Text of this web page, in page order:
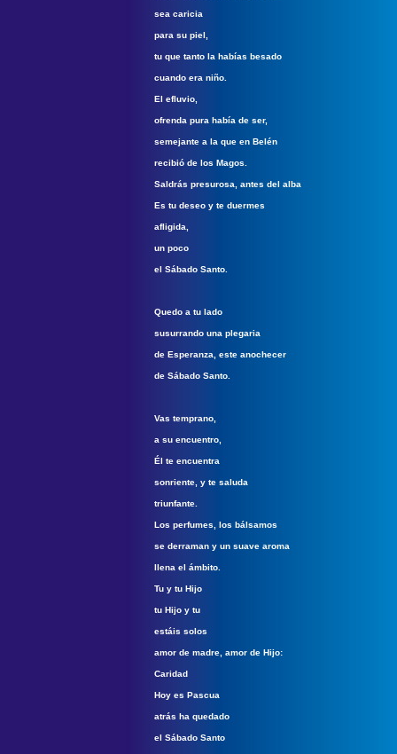
sea caricia
para su piel,
tu que tanto la habías besado
cuando era niño.
El efluvio,
ofrenda pura había de ser,
semejante a la que en Belén
recibió de los Magos.
Saldrás presurosa, antes del alba
Es tu deseo y te duermes
afligida,
un poco
el Sábado Santo.
Quedo a tu lado
susurrando una plegaria
de Esperanza, este anochecer
de Sábado Santo.
Vas temprano,
a su encuentro,
Él te encuentra
sonriente, y te saluda
triunfante.
Los perfumes, los bálsamos
se derraman y un suave aroma
llena el ámbito.
Tu y tu Hijo
tu Hijo y tu
estáis solos
amor de madre, amor de Hijo:
Caridad
Hoy es Pascua
atrás ha quedado
el Sábado Santo